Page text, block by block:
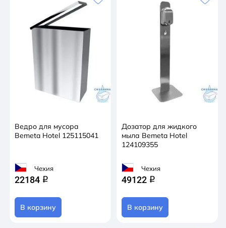
Ведро для мусора
Bemeta Hotel 125115041
Чехия
22184 q
В корзину
Дозатор для жидкого
мыла Bemeta Hotel
124109355
Чехия
49122 q
В корзину